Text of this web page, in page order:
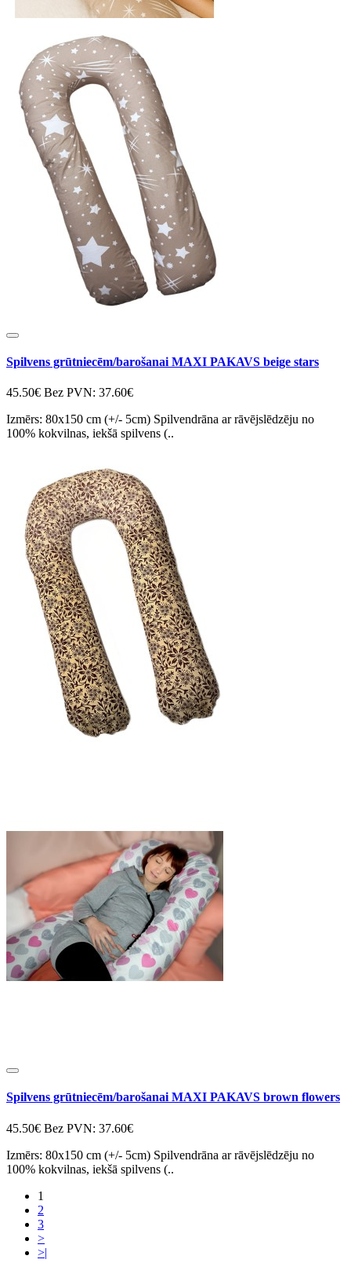
Spilvens grūtniecēm/barošanai MAXI PAKAVS beige stars
45.50€ Bez PVN: 37.60€
Izmērs: 80x150 cm (+/- 5cm) Spilvendrāna ar rāvējslēdzēju no
100% kokvilnas, iekšā spilvens (..
Spilvens grūtniecēm/barošanai MAXI PAKAVS brown flowers
45.50€ Bez PVN: 37.60€
Izmērs: 80x150 cm (+/- 5cm) Spilvendrāna ar rāvējslēdzēju no
100% kokvilnas, iekšā spilvens (..
1
2
3
>
>|